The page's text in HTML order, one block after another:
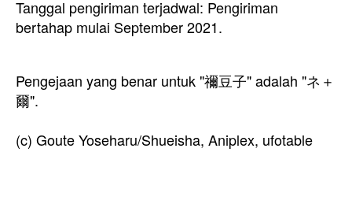
Tanggal pengiriman terjadwal: Pengiriman
bertahap mulai September 2021.
Pengejaan yang benar untuk "禰豆子" adalah "ネ＋
爾".
(c) Goute Yoseharu/Shueisha, Aniplex, ufotable